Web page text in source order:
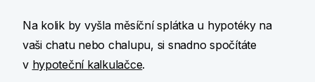
Na kolik by vyšla měsíční splátka u hypotéky na
vaši chatu nebo chalupu, si snadno spočítáte
v hypoteční kalkulačce.